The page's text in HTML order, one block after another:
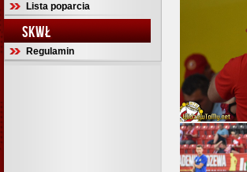
Lista poparcia
SKWŁ
Regulamin